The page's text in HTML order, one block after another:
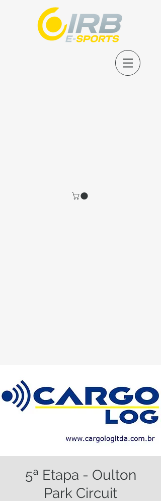
5ª Etapa - Oulton
Park Circuit